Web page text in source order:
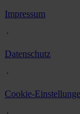
Impressum
᛫
Datenschutz
᛫
Cookie-